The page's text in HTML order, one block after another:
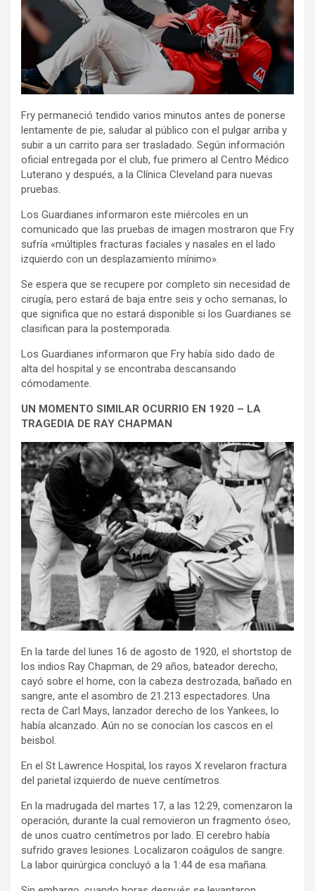
Fry permaneció tendido varios minutos antes de ponerse
lentamente de pie, saludar al público con el pulgar arriba y
subir a un carrito para ser trasladado. Según información
oficial entregada por el club, fue primero al Centro Médico
Luterano y después, a la Clínica Cleveland para nuevas
pruebas.
Los Guardianes informaron este miércoles en un
comunicado que las pruebas de imagen mostraron que Fry
sufría «múltiples fracturas faciales y nasales en el lado
izquierdo con un desplazamiento mínimo».
Se espera que se recupere por completo sin necesidad de
cirugía, pero estará de baja entre seis y ocho semanas, lo
que significa que no estará disponible si los Guardianes se
clasifican para la postemporada.
Los Guardianes informaron que Fry había sido dado de
alta del hospital y se encontraba descansando
cómodamente.
UN MOMENTO SIMILAR OCURRIO EN 1920 – LA
TRAGEDIA DE RAY CHAPMAN
En la tarde del lunes 16 de agosto de 1920, el shortstop de
los indios Ray Chapman, de 29 años, bateador derecho,
cayó sobre el home, con la cabeza destrozada, bañado en
sangre, ante el asombro de 21.213 espectadores. Una
recta de Carl Mays, lanzador derecho de los Yankees, lo
había alcanzado. Aún no se conocían los cascos en el
beisbol.
En el St Lawrence Hospital, los rayos X revelaron fractura
del parietal izquierdo de nueve centímetros.
En la madrugada del martes 17, a las 12:29, comenzaron la
operación, durante la cual removieron un fragmento óseo,
de unos cuatro centímetros por lado. El cerebro había
sufrido graves lesiones. Localizaron coágulos de sangre.
La labor quirúrgica concluyó a la 1:44 de esa mañana.